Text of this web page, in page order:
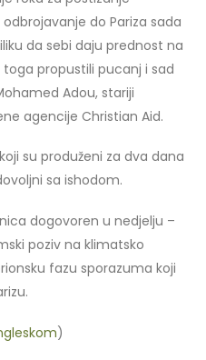
do Pariza sada
da sebi daju prednost na
propustili pucanj i sad
Adou, stariji
agencije Christian Aid.
su produženi za dva dana
sa ishodom.
dogovoren u nedjelju –
poziv na klimatsko
fazu sporazuma koji
)